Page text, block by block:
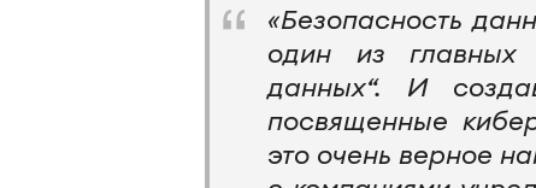
«Безопасность
один из главных
данных“. И
посвященные
это очень верное